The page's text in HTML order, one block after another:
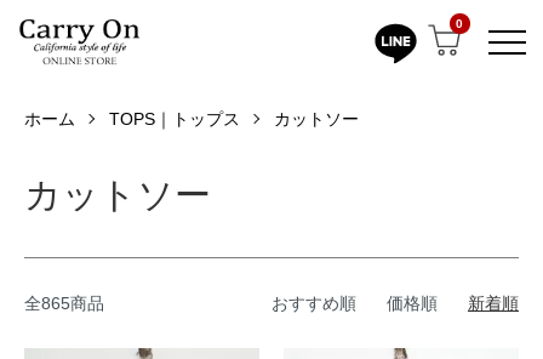
0
ホーム TOPS｜トップス カットソー
カットソー
全865商品 おすすめ順 価格順 新着順